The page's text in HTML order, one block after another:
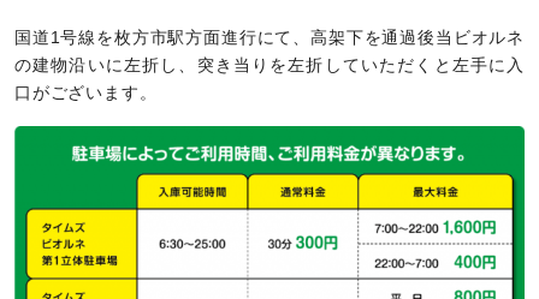
国道1号線を枚方市駅方面進行にて、高架下を通過後当ビオルネ
の建物沿いに左折し、突き当りを左折していただくと左手に入
口がございます。